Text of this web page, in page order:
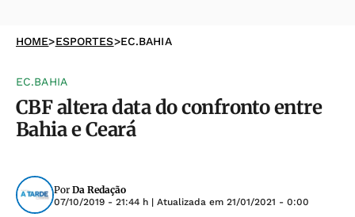
HOME>ESPORTES>EC.BAHIA
EC.BAHIA
CBF altera data do confronto entre
Bahia e Ceará
Por Da Redação
07/10/2019 - 21:44 h | Atualizada em 21/01/2021 - 0:00